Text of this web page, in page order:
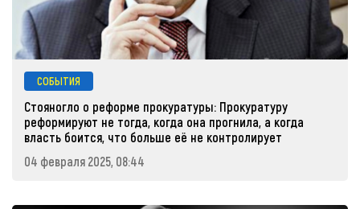
СОБЫТИЯ
Стояногло о реформе прокуратуры: Прокуратуру
реформируют не тогда, когда она прогнила, а когда
власть боится, что больше её не контролирует
04 февраля 2025, 08:44